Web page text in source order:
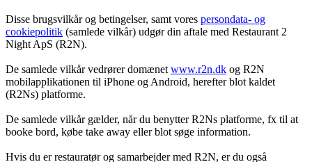
Disse brugsvilkår og betingelser, samt vores persondata- og
cookiepolitik (samlede vilkår) udgør din aftale med Restaurant 2
Night ApS (R2N).
De samlede vilkår vedrører domænet www.r2n.dk og R2N
mobilapplikationen til iPhone og Android, herefter blot kaldet
(R2Ns) platforme.
De samlede vilkår gælder, når du benytter R2Ns platforme, fx til at
booke bord, købe take away eller blot søge information.
Hvis du er restauratør og samarbejder med R2N, er du også